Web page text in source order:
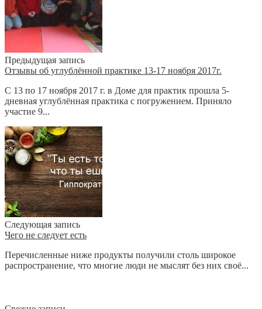
Предыдущая запись
Отзывы об углублённой практике 13-17 ноября 2017г.
C 13 по 17 ноября 2017 г. в Доме для практик прошла 5-
дневная углублённая практика с погружением. Приняло
участие 9...
Следующая запись
Чего не следует есть
Перечисленные ниже продукты получили столь широкое
распространение, что многие люди не мыслят без них своё...